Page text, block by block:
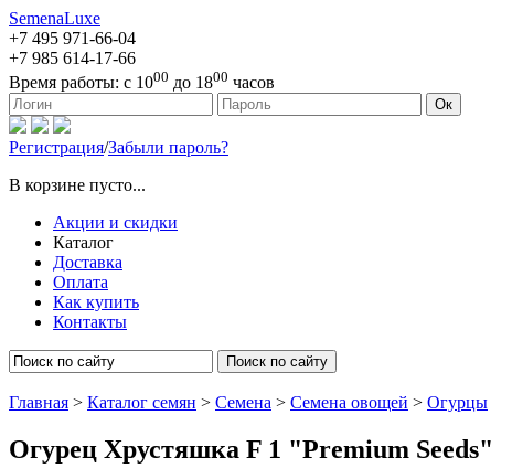
SemenaLuxe
+7 495 971-66-04
+7 985 614-17-66
Время работы: с 1000 до 1800 часов
127473, г. Москва, ул. Краснопролетарская, д. 16, стр. 1 Ок
Регистрация/Забыли пароль?
В корзине пусто...
Акции и скидки
Каталог
Доставка
Оплата
Как купить
Контакты
Поиск по сайту
Главная > Каталог семян > Семена > Семена овощей > Огурцы
Огурец Хрустяшка F 1 "Premium Seeds"